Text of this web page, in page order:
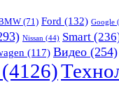
(71) Ford (132) Google
Nissan (44) Smart
(117) Видео (254)
(4126)